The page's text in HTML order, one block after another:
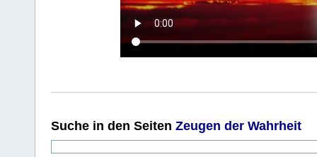
Suche in den Seiten Zeugen der Wahrheit